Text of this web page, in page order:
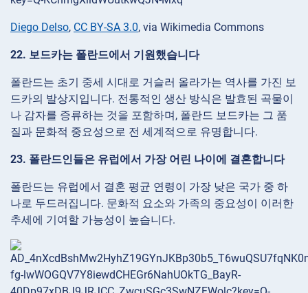
Diego Delso, CC BY-SA 3.0, via Wikimedia Commons
22. 보드카는 폴란드에서 기원했습니다
폴란드는 초기 중세 시대로 거슬러 올라가는 역사를 가진 보
드카의 발상지입니다. 전통적인 생산 방식은 발효된 곡물이
나 감자를 증류하는 것을 포함하며, 폴란드 보드카는 그 품
질과 문화적 중요성으로 전 세계적으로 유명합니다.
23. 폴란드인들은 유럽에서 가장 어린 나이에 결혼합니다
폴란드는 유럽에서 결혼 평균 연령이 가장 낮은 국가 중 하
나로 두드러집니다. 문화적 요소와 가족의 중요성이 이러한
추세에 기여할 가능성이 높습니다.